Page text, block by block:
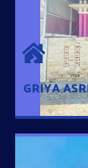
GRIYA
GRIYA
Desain
Sehingga
dengan